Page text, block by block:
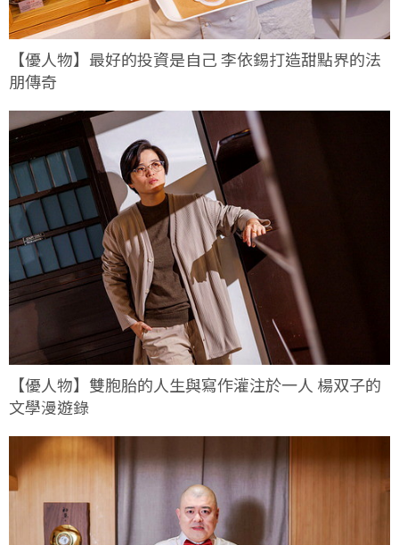
【優人物】最好的投資是自己 李依錫打造甜點界的法
朋傳奇
【優人物】雙胞胎的人生與寫作灌注於一人 楊双子的
文學漫遊錄